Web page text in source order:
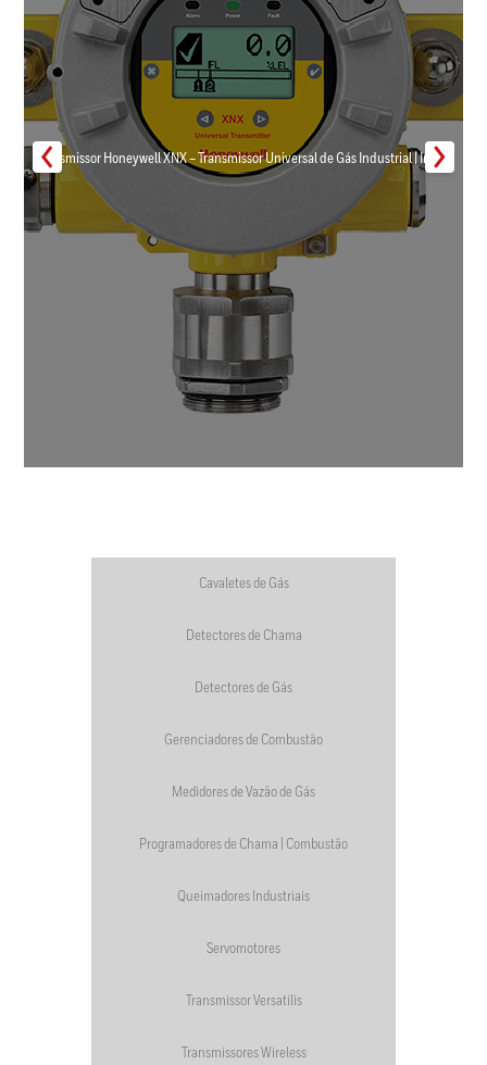
Transmissor Honeywell XNX – Transmissor Universal de Gás Industrial | Inmar
Cavaletes de Gás
Detectores de Chama
Detectores de Gás
Gerenciadores de Combustão
Medidores de Vazão de Gás
Programadores de Chama | Combustão
Queimadores Industriais
Servomotores
Transmissor Versatilis
Transmissores Wireless